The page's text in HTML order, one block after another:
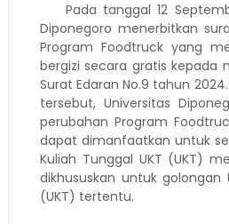
Pada tanggal 12
Diponegoro menerbitkan
Program Foodtruck yang
bergizi secara gratis kepada
Surat Edaran No.9 tahun
tersebut, Universitas
perubahan Program
dapat dimanfaatkan untuk
Kuliah Tunggal UKT (UKT)
dikhususkan untuk golongan
(UKT) tertentu.